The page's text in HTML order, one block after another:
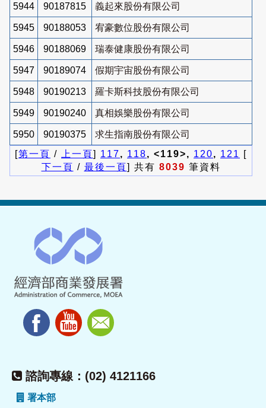
5944 90187815 義起來股份有限公司
5945 90188053 宥豪數位股份有限公司
5946 90188069 瑞泰健康股份有限公司
5947 90189074 假期宇宙股份有限公司
5948 90190213 羅卡斯科技股份有限公司
5949 90190240 真相娛樂股份有限公司
5950 90190375
求生指南股份有限公司
[第一頁 / 上一頁] 117, 118, <119>, 120, 121
[
下一頁 / 最後一頁] 共有 8039 筆資料
諮詢專線：(02) 4121166
署本部